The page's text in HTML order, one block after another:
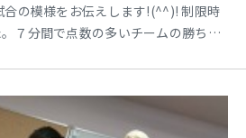
合の模様をお伝えします!(^^)! 制限時
７分間で点数の多いチームの勝ち！
ら？余裕のポーズ（笑） 楽しそうで
番のチームが、教員